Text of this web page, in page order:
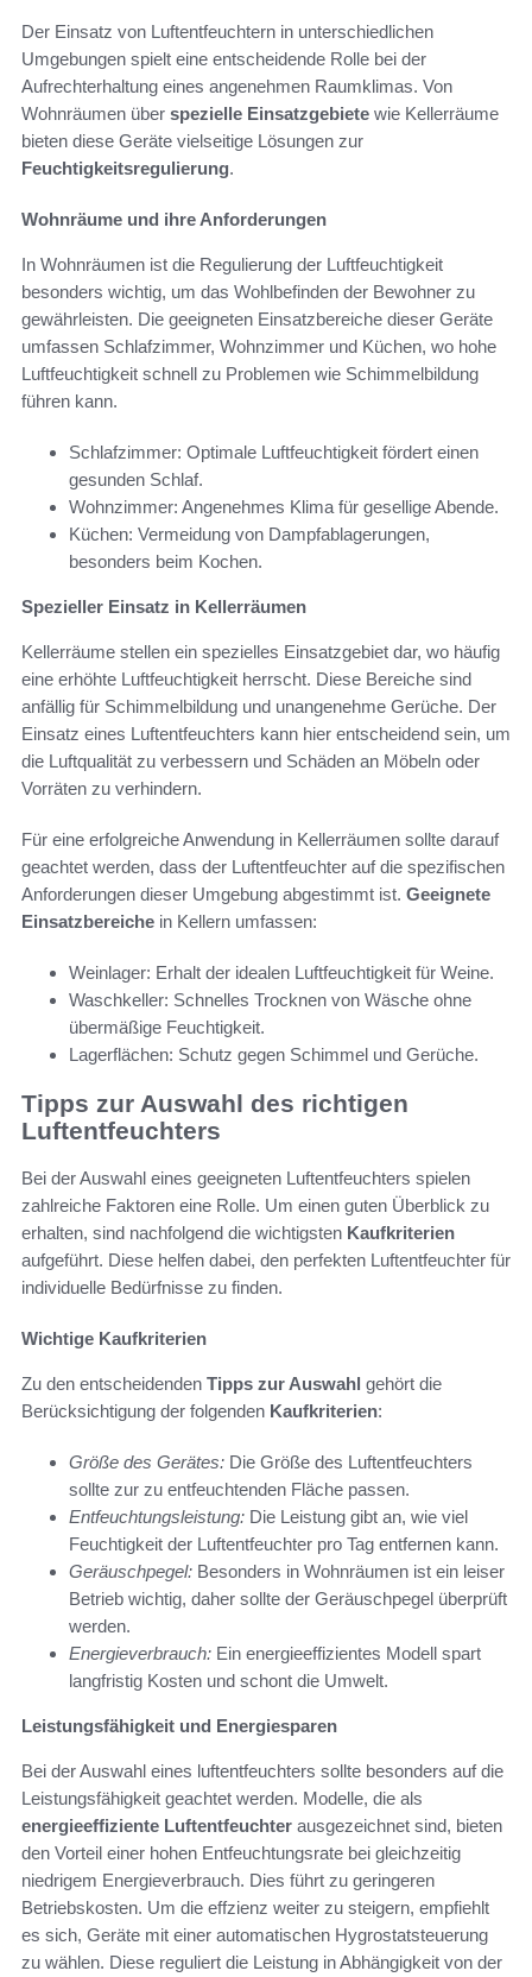
Der Einsatz von Luftentfeuchtern in unterschiedlichen
Umgebungen spielt eine entscheidende Rolle bei der
Aufrechterhaltung eines angenehmen Raumklimas. Von
Wohnräumen über spezielle Einsatzgebiete wie Kellerräume
bieten diese Geräte vielseitige Lösungen zur
Feuchtigkeitsregulierung.
Wohnräume und ihre Anforderungen
In Wohnräumen ist die Regulierung der Luftfeuchtigkeit
besonders wichtig, um das Wohlbefinden der Bewohner zu
gewährleisten. Die geeigneten Einsatzbereiche dieser Geräte
umfassen Schlafzimmer, Wohnzimmer und Küchen, wo hohe
Luftfeuchtigkeit schnell zu Problemen wie Schimmelbildung
führen kann.
Schlafzimmer: Optimale Luftfeuchtigkeit fördert einen
gesunden Schlaf.
Wohnzimmer: Angenehmes Klima für gesellige Abende.
Küchen: Vermeidung von Dampfablagerungen,
besonders beim Kochen.
Spezieller Einsatz in Kellerräumen
Kellerräume stellen ein spezielles Einsatzgebiet dar, wo häufig
eine erhöhte Luftfeuchtigkeit herrscht. Diese Bereiche sind
anfällig für Schimmelbildung und unangenehme Gerüche. Der
Einsatz eines Luftentfeuchters kann hier entscheidend sein, um
die Luftqualität zu verbessern und Schäden an Möbeln oder
Vorräten zu verhindern.
Für eine erfolgreiche Anwendung in Kellerräumen sollte darauf
geachtet werden, dass der Luftentfeuchter auf die spezifischen
Anforderungen dieser Umgebung abgestimmt ist. Geeignete
Einsatzbereiche in Kellern umfassen:
Weinlager: Erhalt der idealen Luftfeuchtigkeit für Weine.
Waschkeller: Schnelles Trocknen von Wäsche ohne
übermäßige Feuchtigkeit.
Lagerflächen: Schutz gegen Schimmel und Gerüche.
Tipps zur Auswahl des richtigen
Luftentfeuchters
Bei der Auswahl eines geeigneten Luftentfeuchters spielen
zahlreiche Faktoren eine Rolle. Um einen guten Überblick zu
erhalten, sind nachfolgend die wichtigsten Kaufkriterien
aufgeführt. Diese helfen dabei, den perfekten Luftentfeuchter für
individuelle Bedürfnisse zu finden.
Wichtige Kaufkriterien
Zu den entscheidenden Tipps zur Auswahl gehört die
Berücksichtigung der folgenden Kaufkriterien:
Größe des Gerätes: Die Größe des Luftentfeuchters
sollte zur zu entfeuchtenden Fläche passen.
Entfeuchtungsleistung: Die Leistung gibt an, wie viel
Feuchtigkeit der Luftentfeuchter pro Tag entfernen kann.
Geräuschpegel: Besonders in Wohnräumen ist ein leiser
Betrieb wichtig, daher sollte der Geräuschpegel überprüft
werden.
Energieverbrauch: Ein energieeffizientes Modell spart
langfristig Kosten und schont die Umwelt.
Leistungsfähigkeit und Energiesparen
Bei der Auswahl eines luftentfeuchters sollte besonders auf die
Leistungsfähigkeit geachtet werden. Modelle, die als
energieeffiziente Luftentfeuchter ausgezeichnet sind, bieten
den Vorteil einer hohen Entfeuchtungsrate bei gleichzeitig
niedrigem Energieverbrauch. Dies führt zu geringeren
Betriebskosten. Um die effzienz weiter zu steigern, empfiehlt
es sich, Geräte mit einer automatischen Hygrostatsteuerung
zu wählen. Diese reguliert die Leistung in Abhängigkeit von der